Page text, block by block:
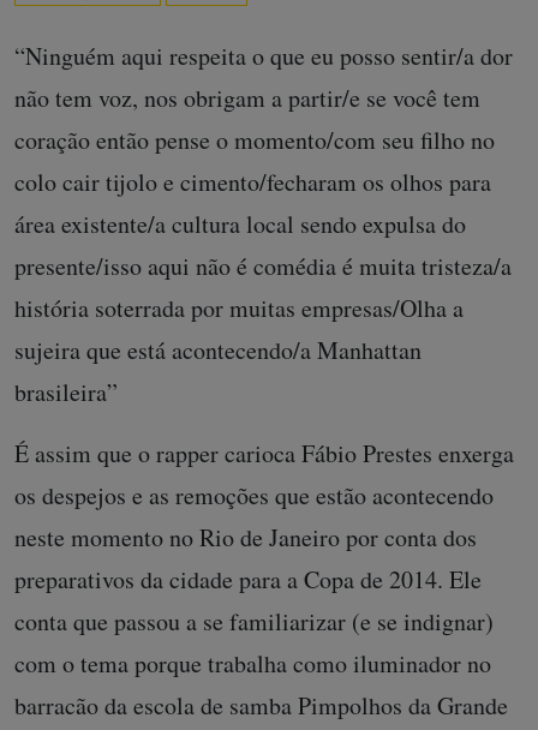
“Ninguém aqui respeita o que eu posso sentir/a dor
não tem voz, nos obrigam a partir/e se você tem
coração então pense o momento/com seu filho no
colo cair tijolo e cimento/fecharam os olhos para
área existente/a cultura local sendo expulsa do
presente/isso aqui não é comédia é muita tristeza/a
história soterrada por muitas empresas/Olha a
sujeira que está acontecendo/a Manhattan
brasileira”
É assim que o rapper carioca Fábio Prestes enxerga
os despejos e as remoções que estão acontecendo
neste momento no Rio de Janeiro por conta dos
preparativos da cidade para a Copa de 2014. Ele
conta que passou a se familiarizar (e se indignar)
com o tema porque trabalha como iluminador no
barracão da escola de samba Pimpolhos da Grande